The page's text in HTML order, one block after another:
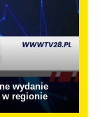
wydanie
regionie